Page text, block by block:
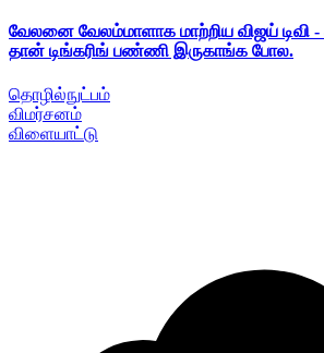
வேலனை வேலம்மாளாக மாற்றிய விஜய்
தான் டிங்கரிங் பண்ணி இருகாங்க போல.
தொழில்நுட்பம்
விமர்சனம்
விளையாட்டு